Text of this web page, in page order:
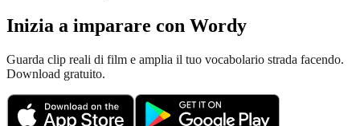
Inizia a imparare con Wordy
Guarda clip reali di film e amplia il tuo vocabolario strada facendo.
Download gratuito.